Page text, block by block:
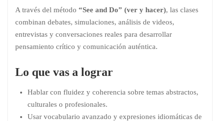
A través del método “See and Do” (ver y hacer), las clases
combinan debates, simulaciones, análisis de videos,
entrevistas y conversaciones reales para desarrollar
pensamiento crítico y comunicación auténtica.
Lo que vas a lograr
Hablar con fluidez y coherencia sobre temas abstractos,
culturales o profesionales.
Usar vocabulario avanzado y expresiones idiomáticas de